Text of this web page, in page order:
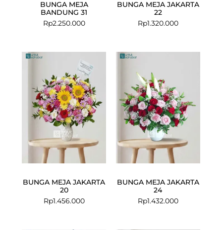
BUNGA MEJA
BANDUNG 31
Rp2.250.000
BUNGA MEJA JAKARTA
22
Rp1.320.000
BUNGA MEJA JAKARTA
20
Rp1.456.000
BUNGA MEJA JAKARTA
24
Rp1.432.000